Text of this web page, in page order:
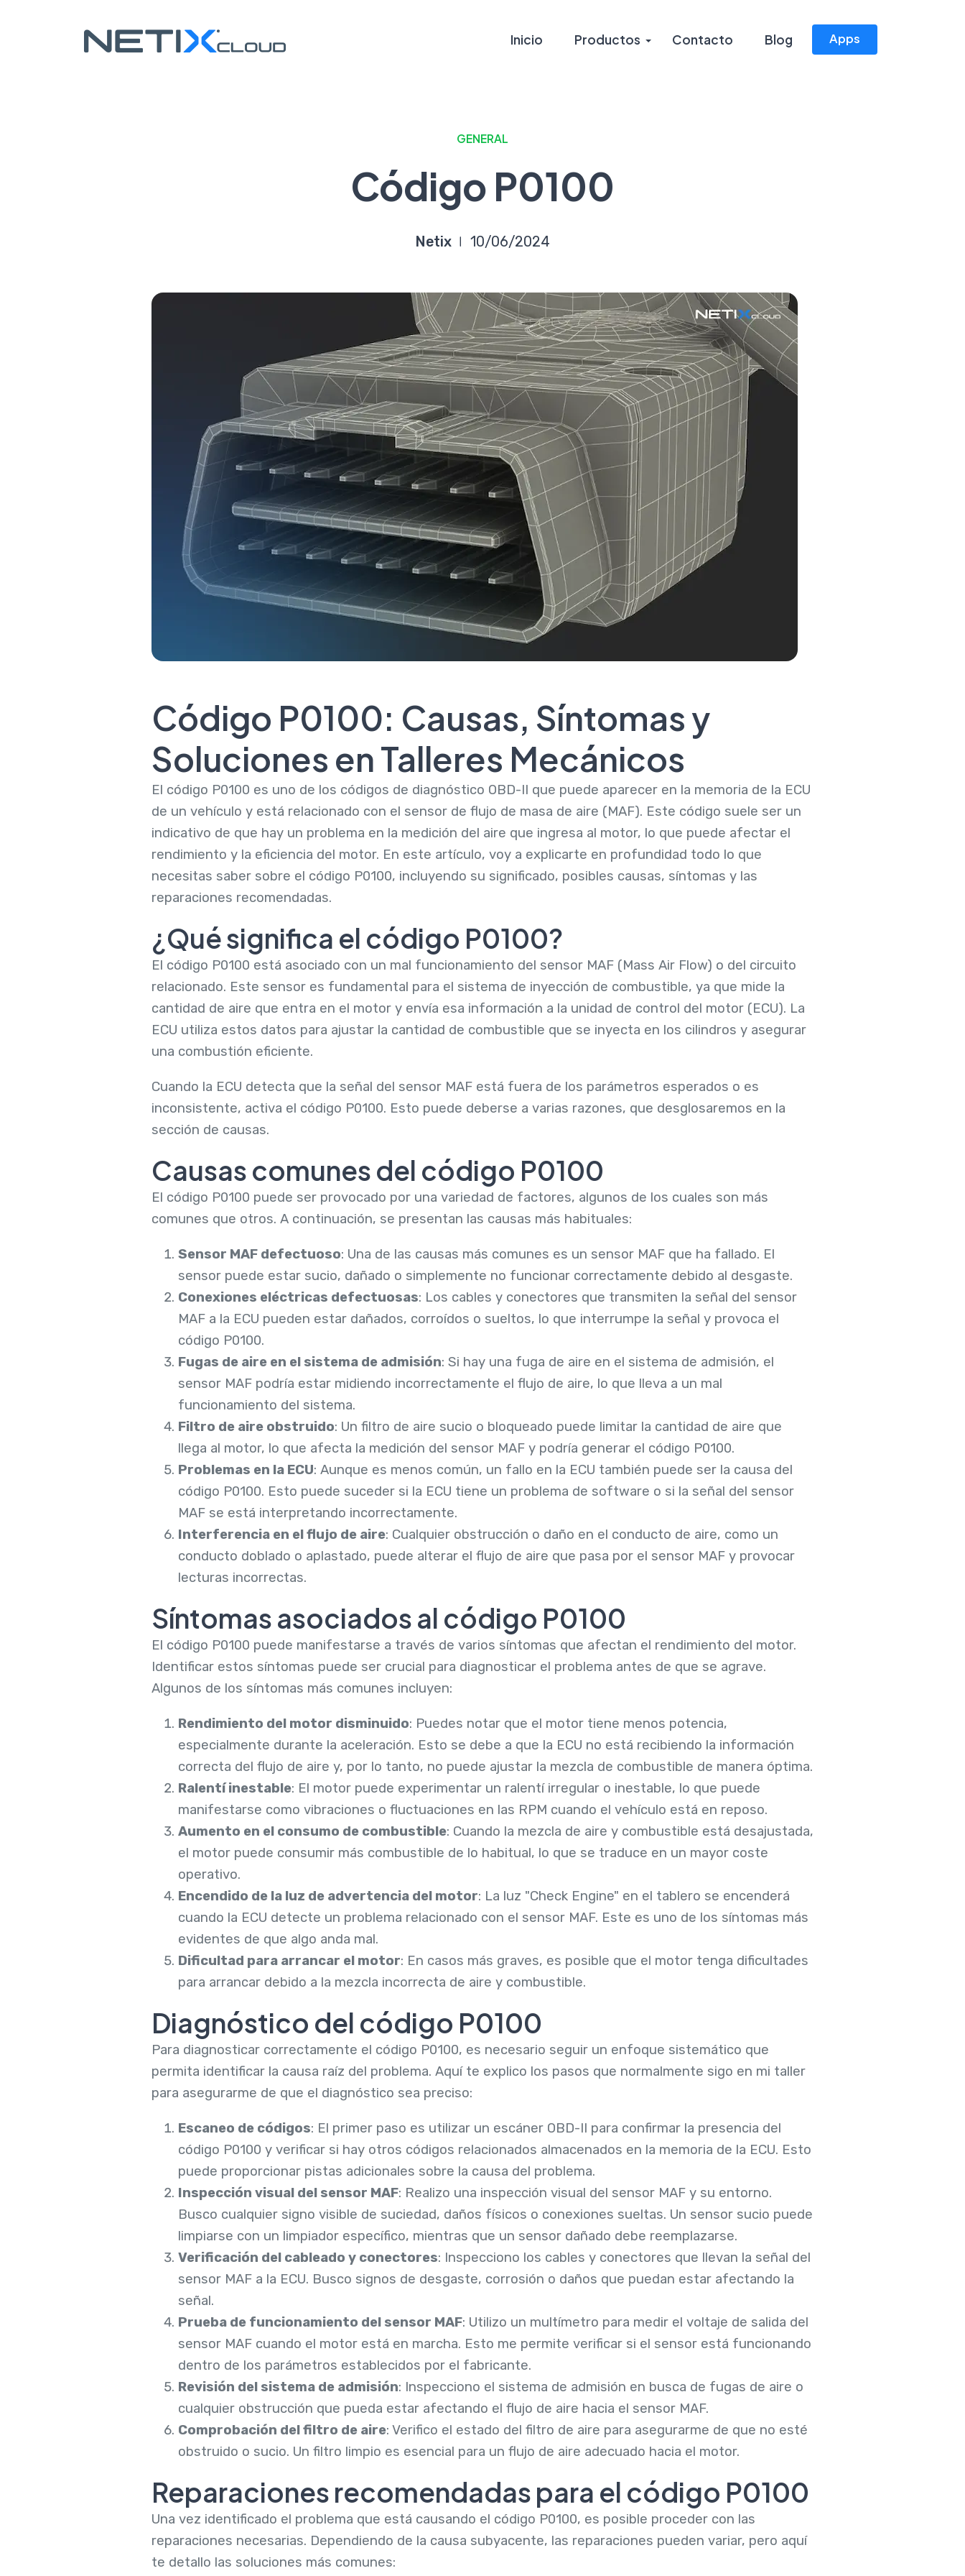
Inicio Productos Contacto Blog Apps
GENERAL
Código P0100
Netix 10/06/2024
Código P0100: Causas, Síntomas y
Soluciones en Talleres Mecánicos
El código P0100 es uno de los códigos de diagnóstico OBD-II que puede aparecer en la memoria de la ECU
de un vehículo y está relacionado con el sensor de flujo de masa de aire (MAF). Este código suele ser un
indicativo de que hay un problema en la medición del aire que ingresa al motor, lo que puede afectar el
rendimiento y la eficiencia del motor. En este artículo, voy a explicarte en profundidad todo lo que
necesitas saber sobre el código P0100, incluyendo su significado, posibles causas, síntomas y las
reparaciones recomendadas.
¿Qué significa el código P0100?
El código P0100 está asociado con un mal funcionamiento del sensor MAF (Mass Air Flow) o del circuito
relacionado. Este sensor es fundamental para el sistema de inyección de combustible, ya que mide la
cantidad de aire que entra en el motor y envía esa información a la unidad de control del motor (ECU). La
ECU utiliza estos datos para ajustar la cantidad de combustible que se inyecta en los cilindros y asegurar
una combustión eficiente.
Cuando la ECU detecta que la señal del sensor MAF está fuera de los parámetros esperados o es
inconsistente, activa el código P0100. Esto puede deberse a varias razones, que desglosaremos en la
sección de causas.
Causas comunes del código P0100
El código P0100 puede ser provocado por una variedad de factores, algunos de los cuales son más
comunes que otros. A continuación, se presentan las causas más habituales:
Sensor MAF defectuoso: Una de las causas más comunes es un sensor MAF que ha fallado. El
sensor puede estar sucio, dañado o simplemente no funcionar correctamente debido al desgaste.
Conexiones eléctricas defectuosas: Los cables y conectores que transmiten la señal del sensor
MAF a la ECU pueden estar dañados, corroídos o sueltos, lo que interrumpe la señal y provoca el
código P0100.
Fugas de aire en el sistema de admisión: Si hay una fuga de aire en el sistema de admisión, el
sensor MAF podría estar midiendo incorrectamente el flujo de aire, lo que lleva a un mal
funcionamiento del sistema.
Filtro de aire obstruido: Un filtro de aire sucio o bloqueado puede limitar la cantidad de aire que
llega al motor, lo que afecta la medición del sensor MAF y podría generar el código P0100.
Problemas en la ECU: Aunque es menos común, un fallo en la ECU también puede ser la causa del
código P0100. Esto puede suceder si la ECU tiene un problema de software o si la señal del sensor
MAF se está interpretando incorrectamente.
Interferencia en el flujo de aire: Cualquier obstrucción o daño en el conducto de aire, como un
conducto doblado o aplastado, puede alterar el flujo de aire que pasa por el sensor MAF y provocar
lecturas incorrectas.
Síntomas asociados al código P0100
El código P0100 puede manifestarse a través de varios síntomas que afectan el rendimiento del motor.
Identificar estos síntomas puede ser crucial para diagnosticar el problema antes de que se agrave.
Algunos de los síntomas más comunes incluyen:
Rendimiento del motor disminuido: Puedes notar que el motor tiene menos potencia,
especialmente durante la aceleración. Esto se debe a que la ECU no está recibiendo la información
correcta del flujo de aire y, por lo tanto, no puede ajustar la mezcla de combustible de manera óptima.
Ralentí inestable: El motor puede experimentar un ralentí irregular o inestable, lo que puede
manifestarse como vibraciones o fluctuaciones en las RPM cuando el vehículo está en reposo.
Aumento en el consumo de combustible: Cuando la mezcla de aire y combustible está desajustada,
el motor puede consumir más combustible de lo habitual, lo que se traduce en un mayor coste
operativo.
Encendido de la luz de advertencia del motor: La luz "Check Engine" en el tablero se encenderá
cuando la ECU detecte un problema relacionado con el sensor MAF. Este es uno de los síntomas más
evidentes de que algo anda mal.
Dificultad para arrancar el motor: En casos más graves, es posible que el motor tenga dificultades
para arrancar debido a la mezcla incorrecta de aire y combustible.
Diagnóstico del código P0100
Para diagnosticar correctamente el código P0100, es necesario seguir un enfoque sistemático que
permita identificar la causa raíz del problema. Aquí te explico los pasos que normalmente sigo en mi taller
para asegurarme de que el diagnóstico sea preciso:
Escaneo de códigos: El primer paso es utilizar un escáner OBD-II para confirmar la presencia del
código P0100 y verificar si hay otros códigos relacionados almacenados en la memoria de la ECU. Esto
puede proporcionar pistas adicionales sobre la causa del problema.
Inspección visual del sensor MAF: Realizo una inspección visual del sensor MAF y su entorno.
Busco cualquier signo visible de suciedad, daños físicos o conexiones sueltas. Un sensor sucio puede
limpiarse con un limpiador específico, mientras que un sensor dañado debe reemplazarse.
Verificación del cableado y conectores: Inspecciono los cables y conectores que llevan la señal del
sensor MAF a la ECU. Busco signos de desgaste, corrosión o daños que puedan estar afectando la
señal.
Prueba de funcionamiento del sensor MAF: Utilizo un multímetro para medir el voltaje de salida del
sensor MAF cuando el motor está en marcha. Esto me permite verificar si el sensor está funcionando
dentro de los parámetros establecidos por el fabricante.
Revisión del sistema de admisión: Inspecciono el sistema de admisión en busca de fugas de aire o
cualquier obstrucción que pueda estar afectando el flujo de aire hacia el sensor MAF.
Comprobación del filtro de aire: Verifico el estado del filtro de aire para asegurarme de que no esté
obstruido o sucio. Un filtro limpio es esencial para un flujo de aire adecuado hacia el motor.
Reparaciones recomendadas para el código P0100
Una vez identificado el problema que está causando el código P0100, es posible proceder con las
reparaciones necesarias. Dependiendo de la causa subyacente, las reparaciones pueden variar, pero aquí
te detallo las soluciones más comunes: